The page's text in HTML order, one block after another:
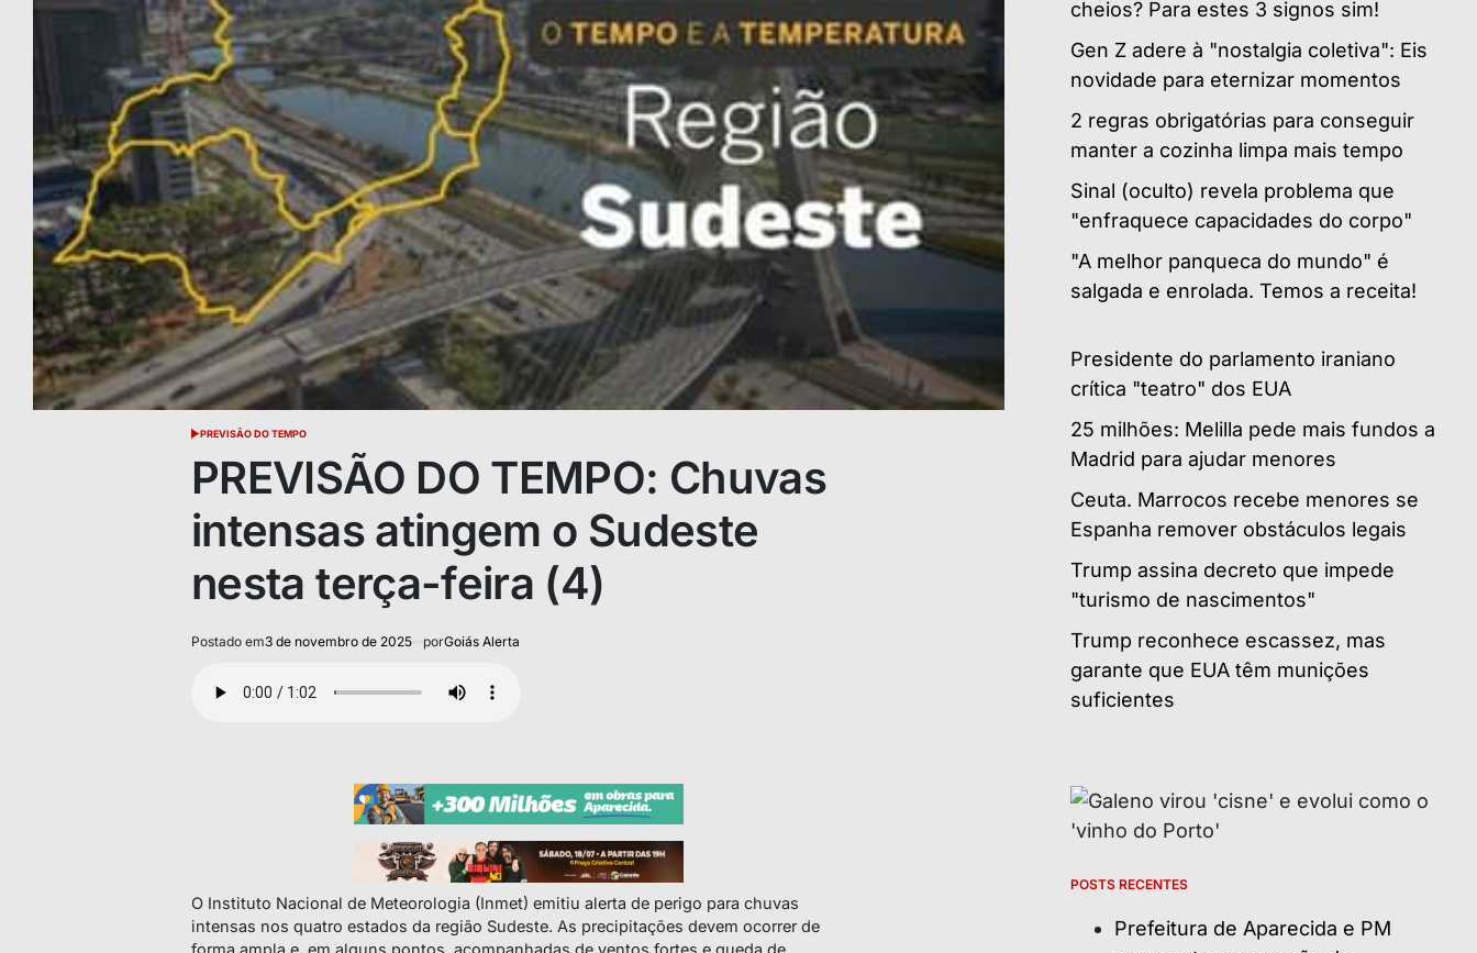
POSTED
PREVISÃO DO TEMPO
PREVISÃO DO TEMPO: Chuvas
intensas atingem o Sudeste
nesta terça-feira (4)
Postado em3 de novembro de 2025 porGoiás Alerta
O Instituto Nacional de Meteorologia (Inmet) emitiu alerta de perigo para chuvas
intensas nos quatro estados da região Sudeste. As precipitações devem ocorrer de
forma ampla e, em alguns pontos, acompanhadas de ventos fortes e queda de
cheios? Para estes 3 signos sim!
Gen Z adere à "nostalgia coletiva": Eis
novidade para eternizar momentos
2 regras obrigatórias para conseguir
manter a cozinha limpa mais tempo
Sinal (oculto) revela problema que
"enfraquece capacidades do corpo"
"A melhor panqueca do mundo" é
salgada e enrolada. Temos a receita!
Presidente do parlamento iraniano
crítica "teatro" dos EUA
25 milhões: Melilla pede mais fundos a
Madrid para ajudar menores
Ceuta. Marrocos recebe menores se
Espanha remover obstáculos legais
Trump assina decreto que impede
"turismo de nascimentos"
Trump reconhece escassez, mas
garante que EUA têm munições
suficientes
POSTS RECENTES
Prefeitura de Aparecida e PM